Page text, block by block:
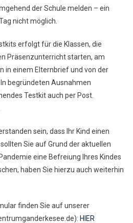
der Schule melden – ein
nicht möglich.
erfolgt für die Klassen, die
Präsenzunterricht starten, am
in einem Elternbrief und von der
begründeten Ausnahmen
Testkit auch per Post.
sein, dass Ihr Kind einen
Sie auf Grund der aktuellen
eine Befreiung Ihres Kindes
haben Sie hierzu auch weiterhin
finden Sie auf unserer
HIER